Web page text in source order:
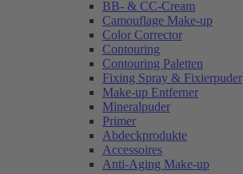
BB- & CC-Cream
Camouflage Make-up
Color Corrector
Contouring
Contouring Paletten
Fixing Spray & Fixierpuder
Make-up Entferner
Mineralpuder
Primer
Abdeckprodukte
Accessoires
Anti-Aging Make-up